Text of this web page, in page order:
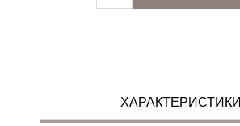
ХАРАКТЕРИСТИКИ